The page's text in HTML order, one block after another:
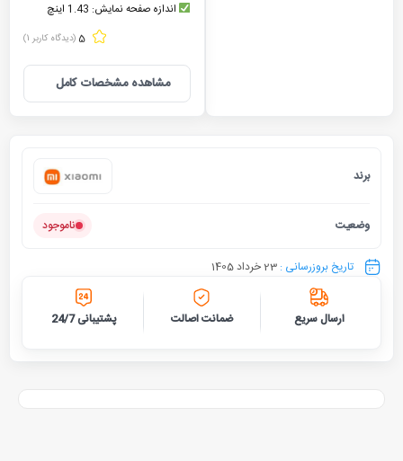
اندازه صفحه نمايش: 1.43 اینچ
5 (دیدگاه کاربر 1
)
مشاهده مشخصات کامل
برند
وضعیت ناموجود
تاریخ بروزرسانی : 23 خرداد 1405
ارسال سریع ضمانت اصالت پشتیبانی 24/7